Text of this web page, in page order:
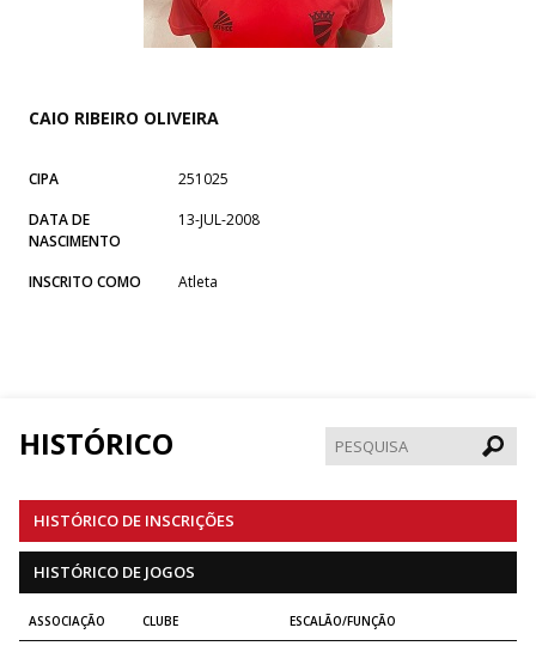
CAIO RIBEIRO OLIVEIRA
CIPA
251025
DATA DE
NASCIMENTO
13-JUL-2008
INSCRITO COMO Atleta
HISTÓRICO
HISTÓRICO DE INSCRIÇÕES
HISTÓRICO DE JOGOS
ASSOCIAÇÃO CLUBE ESCALÃO/FUNÇÃO